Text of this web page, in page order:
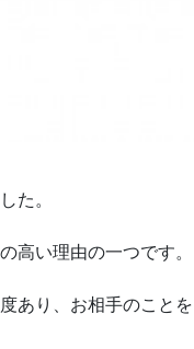
た。
高い理由の一つです。
り、お相手のこと